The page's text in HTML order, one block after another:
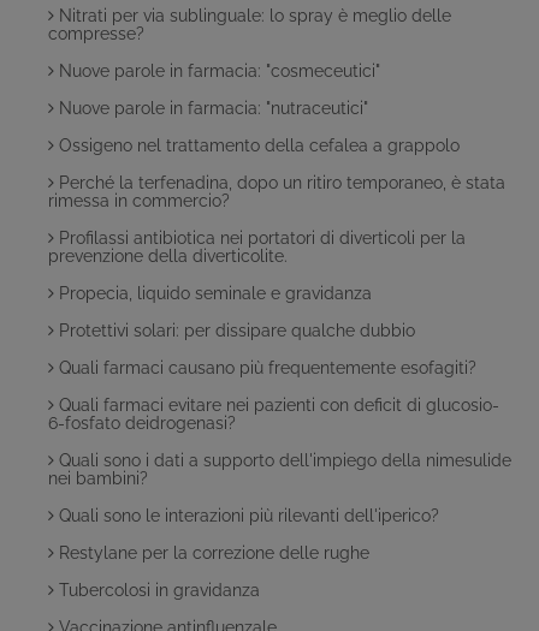
Nitrati per via sublinguale: lo spray è meglio delle
compresse?
Nuove parole in farmacia: "cosmeceutici"
Nuove parole in farmacia: "nutraceutici"
Ossigeno nel trattamento della cefalea a grappolo
Perché la terfenadina, dopo un ritiro temporaneo, è stata
rimessa in commercio?
Profilassi antibiotica nei portatori di diverticoli per la
prevenzione della diverticolite.
Propecia, liquido seminale e gravidanza
Protettivi solari: per dissipare qualche dubbio
Quali farmaci causano più frequentemente esofagiti?
Quali farmaci evitare nei pazienti con deficit di glucosio-
6-fosfato deidrogenasi?
Quali sono i dati a supporto dell'impiego della nimesulide
nei bambini?
Quali sono le interazioni più rilevanti dell'iperico?
Restylane per la correzione delle rughe
Tubercolosi in gravidanza